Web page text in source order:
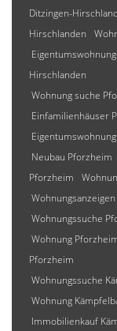
Ditzingen-
Hirschlanden
Hirschlanden
Wohnung suche
Einfamilienhäuser
Neubau Pforzheim
Pforzheim
Wohnungssuche
Wohnung
Pforzheim
Wohnungssuche
Wohnung
Immobilienkauf